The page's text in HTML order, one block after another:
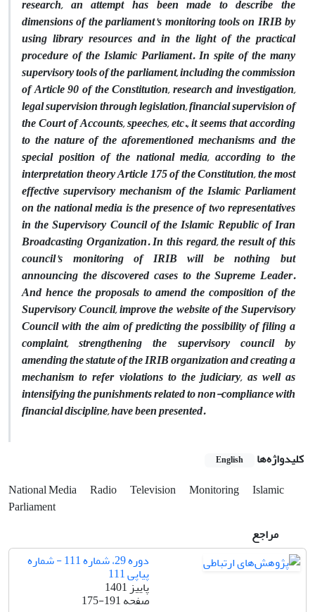
research, an attempt has been made to describe the
dimensions of the parliament's monitoring tools on IRIB by
using library resources and in the light of the practical
procedure of the Islamic Parliament. In spite of the many
supervisory tools of the parliament, including the commission
of Article 90 of the Constitution, research and investigation,
legal supervision through legislation, financial supervision of
the Court of Accounts, speeches, etc., it seems that according
to the nature of the aforementioned mechanisms and the
special position of the national media, according to the
interpretation theory Article 175 of the Constitution, the most
effective supervisory mechanism of the Islamic Parliament
on the national media is the presence of two representatives
in the Supervisory Council of the Islamic Republic of Iran
Broadcasting Organization. In this regard, the result of this
council's monitoring of IRIB will be nothing but
announcing the discovered cases to the Supreme Leader.
And hence the proposals to amend the composition of the
Supervisory Council, improve the website of the Supervisory
Council with the aim of predicting the possibility of filing a
complaint, strengthening the supervisory council by
amending the statute of the IRIB organization and creating a
mechanism to refer violations to the judiciary, as well as
intensifying the punishments related to non-compliance with
financial discipline, have been presented.
کلیدواژه‌ها English
National Media Radio Television Monitoring
Islamic
Parliament
مراجع
دوره 29، شماره 111 - شماره
پیاپی 111
پاییز 1401
صفحه175-191